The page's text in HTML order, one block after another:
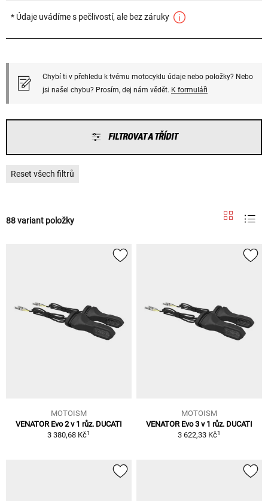
* Údaje uvádíme s pečlivostí, ale bez záruky
Chybí ti v přehledu k tvému motocyklu údaje nebo položky? Nebo
jsi našel chybu? Prosím, dej nám vědět. K formuláři
FILTROVAT A TŘÍDIT
Reset všech filtrů
88 variant položky
MOTOISM
VENATOR Evo 2 v 1 růz. DUCATI
3 380,68 Kč1
MOTOISM
VENATOR Evo 3 v 1 růz. DUCATI
3 622,33 Kč1